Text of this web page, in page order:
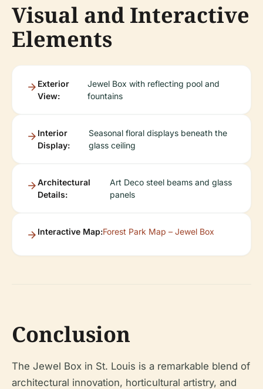
Visual and Interactive
Elements
Exterior
View:
Jewel Box with reflecting pool and
fountains
Interior
Display:
Seasonal floral displays beneath the
glass ceiling
Architectural
Details:
Art Deco steel beams and glass
panels
Interactive Map:Forest Park Map – Jewel Box
Conclusion
The Jewel Box in St. Louis is a remarkable blend of
architectural innovation, horticultural artistry, and